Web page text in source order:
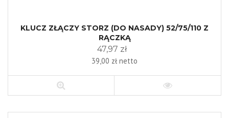
KLUCZ ZŁĄCZY STORZ (DO NASADY) 52/75/110 Z
RĄCZKĄ
47,97 zł
39,00 zł netto